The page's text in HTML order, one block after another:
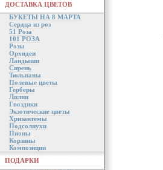
ДОСТАВКА ЦВЕТОВ
БУКЕТЫ НА 8 МАРТА
Сердца из роз
51 Роза
101 РОЗА
Розы
Орхидеи
Ландыши
Сирень
Тюльпаны
Полевые цветы
Герберы
Лилии
Гвоздики
Экзотические цветы
Хризантемы
Подсолнухи
Пионы
Корзины
Композиции
ПОДАРКИ